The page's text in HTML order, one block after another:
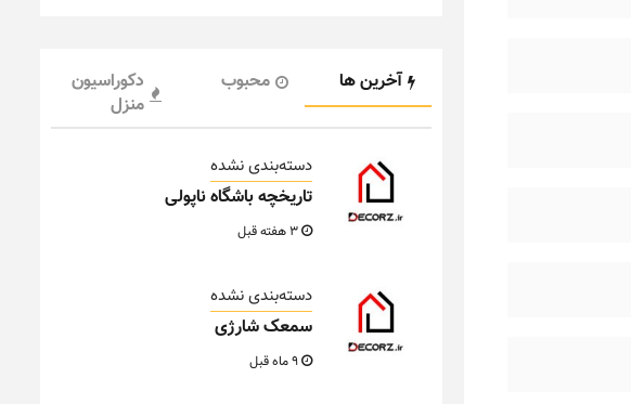
آخرین ها محبوب
دکوراسیون
منزل
دسته‌بندی نشده
تاریخچه باشگاه ناپولی
دسته‌بندی نشده
سمعک شارژی